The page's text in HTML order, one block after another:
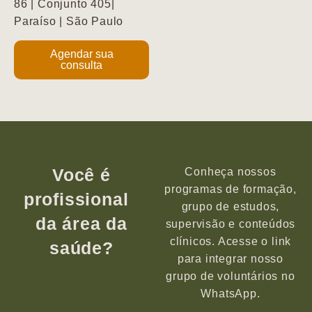
86 | Conjunto 405|
Paraíso | São Paulo
Agendar sua
consulta
Você é
profissional
da área da
saúde?
Conheça nossos
programas de formação,
grupo de estudos,
supervisão e conteúdos
clínicos. Acesse o link
para integrar nosso
grupo de voluntários no
WhatsApp.